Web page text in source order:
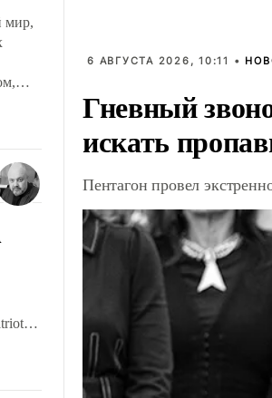
мир,
под
себя
с
6 АВГУСТА 2026, 10:11 •
Гневный
искать
Пентагон провел